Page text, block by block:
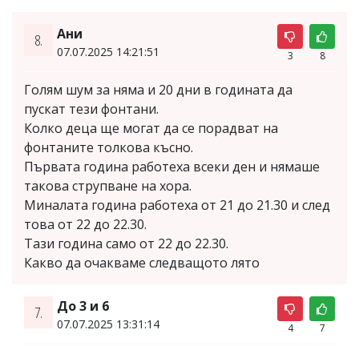
8. Ани
07.07.2025 14:21:51 3 8
Голям шум за няма и 20 дни в годината да
пускат тези фонтани.
Колко деца ще могат да се порадват на
фонтаните толкова късно.
Първата година работеха всеки ден и нямаше
такова струпване на хора.
Миналата година работеха от 21 до 21.30 и след
това от 22 до 22.30.
Тази година само от 22 до 22.30.
Какво да очакваме следващото лято
7. До 3 и 6
07.07.2025 13:31:14 4 7